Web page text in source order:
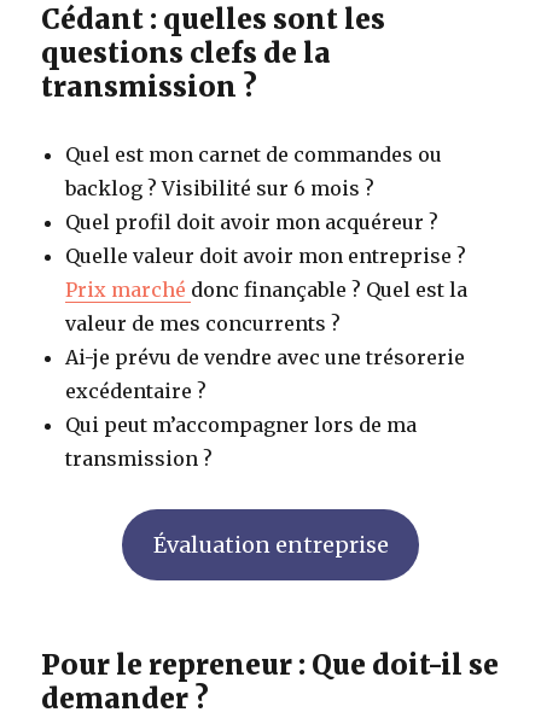
Cédant : quelles sont les
questions clefs de la
transmission ?
Quel est mon carnet de commandes ou
backlog ? Visibilité sur 6 mois ?
Quel profil doit avoir mon acquéreur ?
Quelle valeur doit avoir mon entreprise ?
Prix marché donc finançable ? Quel est la
valeur de mes concurrents ?
Ai-je prévu de vendre avec une trésorerie
excédentaire ?
Qui peut m’accompagner lors de ma
transmission ?
Évaluation entreprise
Pour le repreneur : Que doit-il se
demander ?